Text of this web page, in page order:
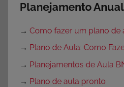
Planejamento
→ Como fazer um plano de
→ Plano de Aula: Como
→ Planejamentos de Aula
→ Plano de aula pronto